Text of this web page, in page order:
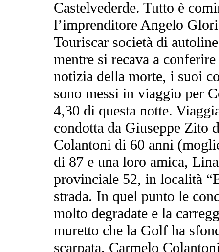
Castelvederde. Tutto è
l’imprenditore Angelo
Touriscar società di
mentre si recava a
notizia della morte, i suoi
sono messi in viaggio per
4,30 di questa notte.
condotta da Giuseppe Zito
Colantoni di 60 anni
di 87 e una loro amica,
provinciale 52, in località
strada. In quel punto le
molto degradate e la
muretto che la Golf ha
scarpata. Carmelo